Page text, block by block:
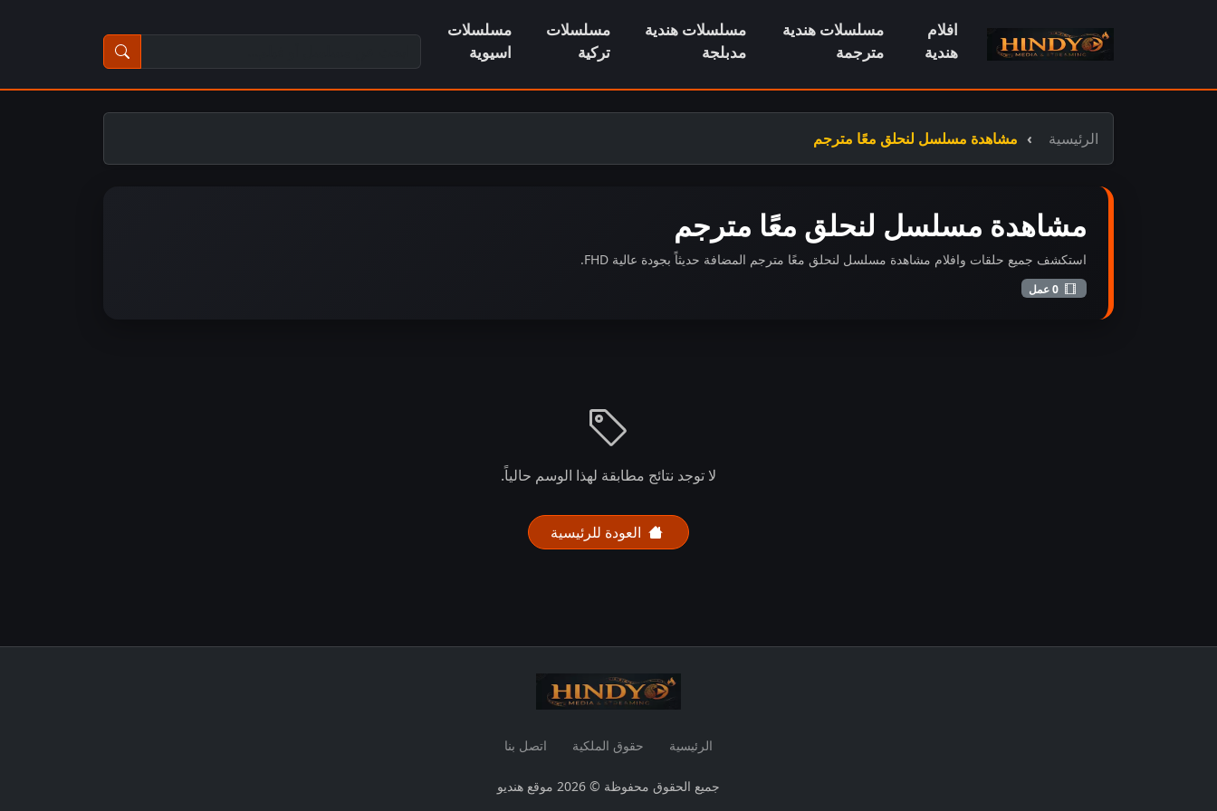
افلام
هندية
مسلسلات هندية
مترجمة
مسلسلات هندية
مدبلجة
مسلسلات
تركية
مسلسلات
اسيوية
الرئيسية مشاهدة مسلسل لنحلق معًا مترجم
مشاهدة مسلسل لنحلق معًا مترجم
استكشف جميع حلقات وافلام مشاهدة مسلسل لنحلق معًا مترجم المضافة حديثاً بجودة عالية FHD.
لا توجد نتائج مطابقة لهذا الوسم حالياً.
العودة للرئيسية
الرئيسية حقوق الملكية اتصل بنا
جميع الحقوق محفوظة © 2026 موقع هنديو